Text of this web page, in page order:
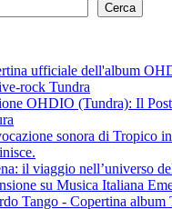
Cerca
OHDIO (Tundra): Il
sonora di Tropico
il viaggio nell’universo
su Musica Italiana